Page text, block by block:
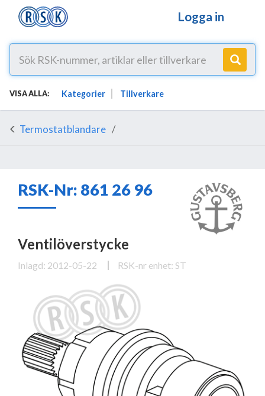
Logga in
VISA ALLA: Kategorier Tillverkare
Termostatblandare
RSK-Nr: 861 26 96
Ventilöverstycke
Inlagd: 2012-05-22 RSK-nr enhet: ST